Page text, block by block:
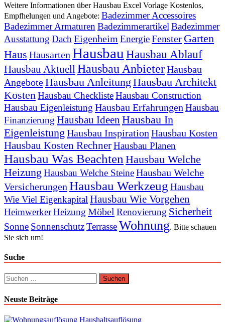
Weitere Informationen über Hausbau Excel Vorlage Kostenlos,
Empfhelungen und Angebote: Badezimmer Accessoires
Badezimmer Armaturen Badezimmerartikel Badezimmer
Ausstattung Dach Eigenheim EnergieFenster Garten
Haus Hausarten Hausbau Hausbau Ablauf
Hausbau AktuellHausbau AnbieterHausbau
AngeboteHausbau Anleitung Hausbau Architekt
Kosten Hausbau ChecklisteHausbau Construction
Hausbau Eigenleistung Hausbau Erfahrungen Hausbau
Finanzierung Hausbau Ideen Hausbau In
Eigenleistung Hausbau Inspiration Hausbau Kosten
Hausbau Kosten RechnerHausbau Planen
Hausbau Was Beachten Hausbau Welche
Heizung Hausbau Welche SteineHausbau Welche
Versicherungen Hausbau Werkzeug Hausbau
Wie Viel Eigenkapital Hausbau Wie Vorgehen
HeimwerkerHeizung Möbel Renovierung Sicherheit
Sonne SonnenschutzTerrasseWohnung. Bitte schauen
Sie sich um!
Suche
Suchen
nach:
Neuste Beiträge